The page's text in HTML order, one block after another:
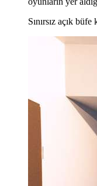
Sınırsız açık